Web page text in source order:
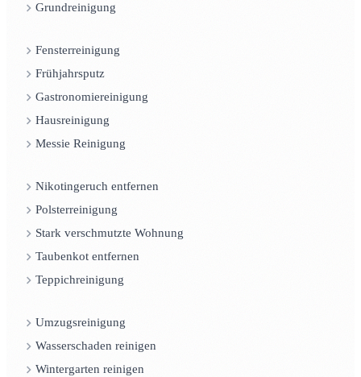
Grundreinigung
Fensterreinigung
Frühjahrsputz
Gastronomiereinigung
Hausreinigung
Messie Reinigung
Nikotingeruch entfernen
Polsterreinigung
Stark verschmutzte Wohnung
Taubenkot entfernen
Teppichreinigung
Umzugsreinigung
Wasserschaden reinigen
Wintergarten reinigen